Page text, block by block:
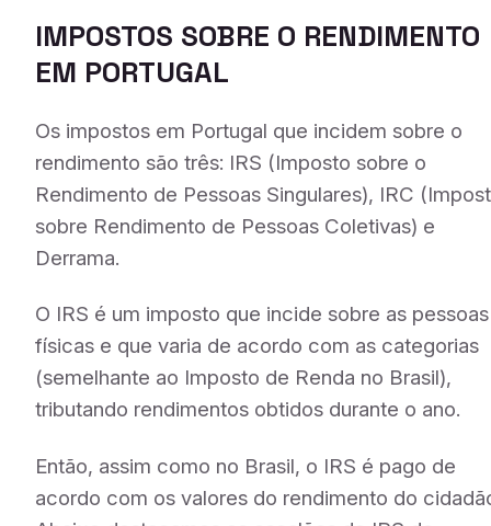
IMPOSTOS SOBRE O RENDIMENTO
EM PORTUGAL
Os impostos em Portugal que incidem sobre o
rendimento são três: IRS (Imposto sobre o
Rendimento de Pessoas Singulares), IRC
sobre Rendimento de Pessoas Coletivas) e
Derrama.
O IRS é um imposto que incide sobre as pessoas
físicas e que varia de acordo com as categorias
(semelhante ao Imposto de Renda no Brasil),
tributando rendimentos obtidos durante o ano.
Então, assim como no Brasil, o IRS é pago de
acordo com os valores do rendimento do